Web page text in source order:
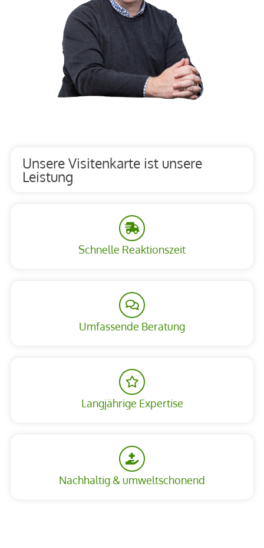
Unsere Visitenkarte ist unsere
Leistung
Schnelle Reaktionszeit
Umfassende Beratung
Langjährige Expertise
Nachhaltig & umweltschonend